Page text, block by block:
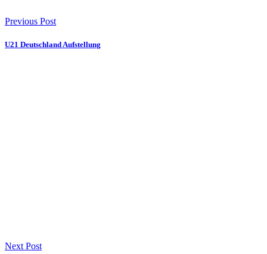
Previous Post
U21 Deutschland Aufstellung
Next Post